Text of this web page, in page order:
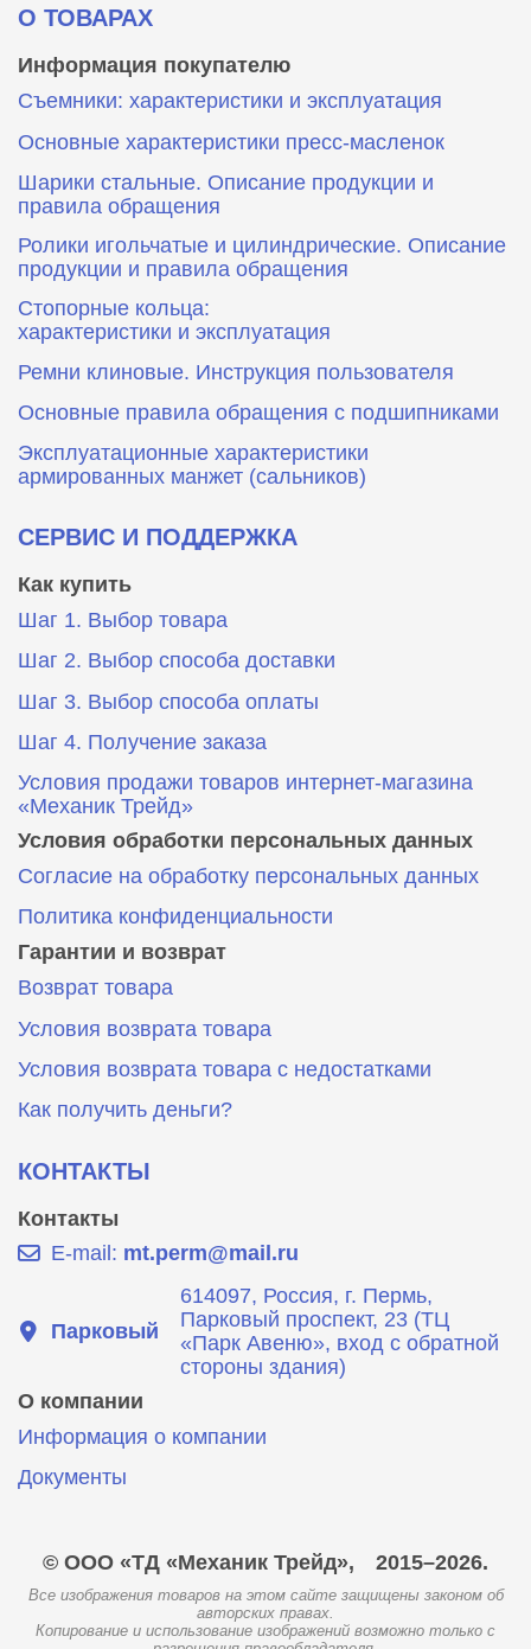
О ТОВАРАХ
Информация покупателю
Съемники: характеристики и эксплуатация
Основные характеристики пресс‑масленок
Шарики стальные. Описание продукции и
правила обращения
Ролики игольчатые и цилиндрические. Описание
продукции и правила обращения
Стопорные кольца:
характеристики и эксплуатация
Ремни клиновые. Инструкция пользователя
Основные правила обращения с подшипниками
Эксплуатационные характеристики
армированных манжет (сальников)
СЕРВИС И ПОДДЕРЖКА
Как купить
Шаг 1. Выбор товара
Шаг 2. Выбор способа доставки
Шаг 3. Выбор способа оплаты
Шаг 4. Получение заказа
Условия продажи товаров интернет-магазина
«Механик Трейд»
Условия обработки персональных данных
Согласие на обработку персональных данных
Политика конфиденциальности
Гарантии и возврат
Возврат товара
Условия возврата товара
Условия возврата товара с недостатками
Как получить деньги?
КОНТАКТЫ
Контакты
E-mail: mt.perm@mail.ru
Парковый
614097, Россия, г. Пермь,
Парковый проспект, 23 (ТЦ
«Парк Авеню», вход с обратной
стороны здания)
О компании
Информация о компании
Документы
© ООО «ТД «Механик Трейд», 2015–2026.
Все изображения товаров на этом сайте защищены законом об
авторских правах.
Копирование и использование изображений возможно только с